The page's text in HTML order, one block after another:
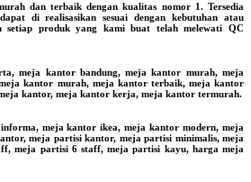
dan terbaik dengan kualitas nomor 1. Tersedia
di realisasikan sesuai dengan kebutuhan atau
setiap produk yang kami buat telah melewati QC
meja kantor bandung, meja kantor murah, meja
kantor murah, meja kantor terbaik, meja kantor
kantor, meja kantor kerja, meja kantor termurah.
meja kantor ikea, meja kantor modern, meja
meja partisi kantor, meja partisi minimalis, meja
meja partisi 6 staff, meja partisi kayu, harga meja